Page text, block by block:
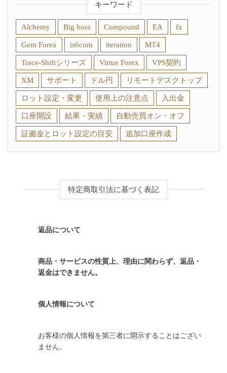
キーワード
Alchemy Big boss Compound EA fx
Gem Forex is6com iteration MT4
Trace-Shiftシリーズ Virtue Forex VPS契約
XM サポート ドル円 リモートデスクトップ
ロット設定・変更 使用上の注意点 入出金
口座開設 結果・実績 自動売買オン・オフ
証拠金とロット設定の目安 追加口座作成
特定商取引法に基づく表記
返品について
商品・サービスの性質上、理由に関わらず、返品・
返金はできません。
個人情報について
お客様の個人情報を第三者に開示することはござい
ません。